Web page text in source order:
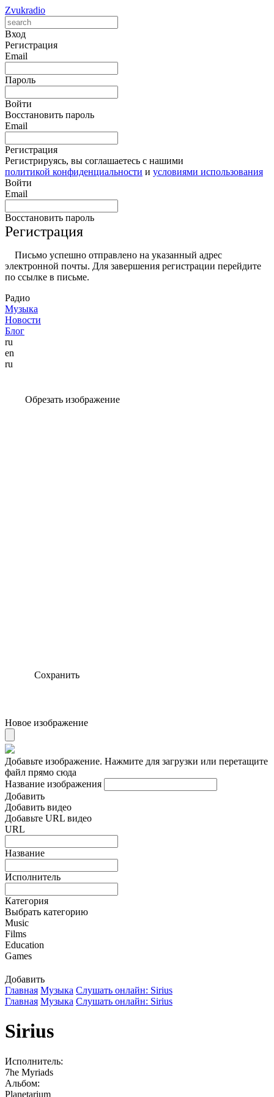
Zvukradio
Вход
Регистрация
Email
Пароль
Войти
Восстановить пароль
Email
Регистрация
Регистрируясь, вы соглашаетесь с нашими
политикой конфиденциальности и условиями использования
Войти
Email
Восстановить пароль
Регистрация
Письмо успешно отправлено на указанный адрес
электронной почты. Для завершения регистрации перейдите
по ссылке в письме.
Радио
Музыка
Новости
Блог
ru
en
ru
Обрезать изображение
Сохранить
Новое изображение
Добавьте изображение. Нажмите для загрузки или перетащите
файл прямо сюда
Название изображения
Добавить
Добавить видео
Добавьте URL видео
URL
Название
Исполнитель
Категория
Выбрать категорию
Music
Films
Education
Games
Добавить
Главная Музыка Слушать онлайн: Sirius
Главная Музыка Слушать онлайн: Sirius
Sirius
Исполнитель:
7he Myriads
Альбом:
Planetarium